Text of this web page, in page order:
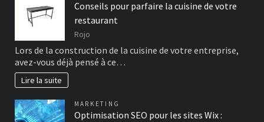
Conseils pour parfaire la cuisine de votre
restaurant
Rojo
Lors de la construction de la cuisine de votre entreprise,
avez-vous déjà pensé à ce…
Lire la suite
MARKETING
Optimisation SEO pour les sites Wix :